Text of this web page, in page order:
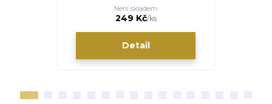
249 Kč/ks
Není skladem
Detail